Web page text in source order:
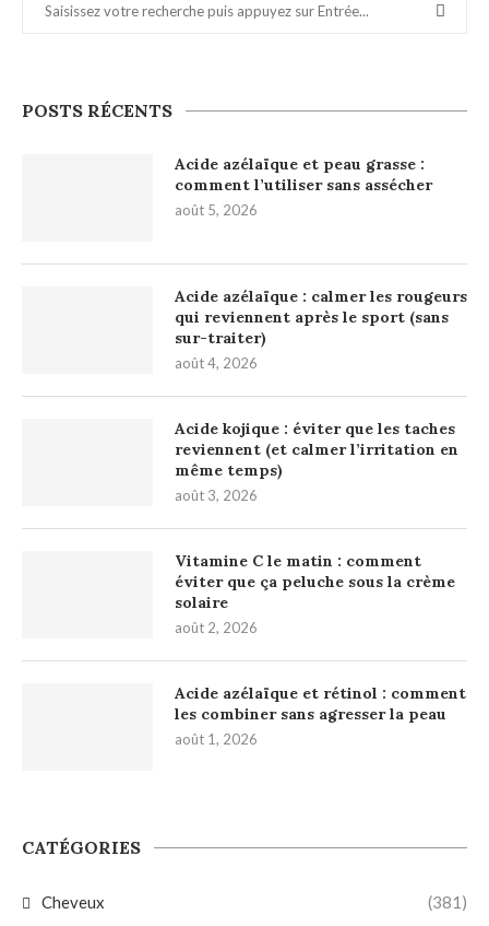
POSTS RÉCENTS
Acide azélaïque et peau grasse :
comment l’utiliser sans assécher
août 5, 2026
Acide azélaïque : calmer les rougeurs
qui reviennent après le sport (sans
sur-traiter)
août 4, 2026
Acide kojique : éviter que les taches
reviennent (et calmer l’irritation en
même temps)
août 3, 2026
Vitamine C le matin : comment
éviter que ça peluche sous la crème
solaire
août 2, 2026
Acide azélaïque et rétinol : comment
les combiner sans agresser la peau
août 1, 2026
CATÉGORIES
Cheveux (381)